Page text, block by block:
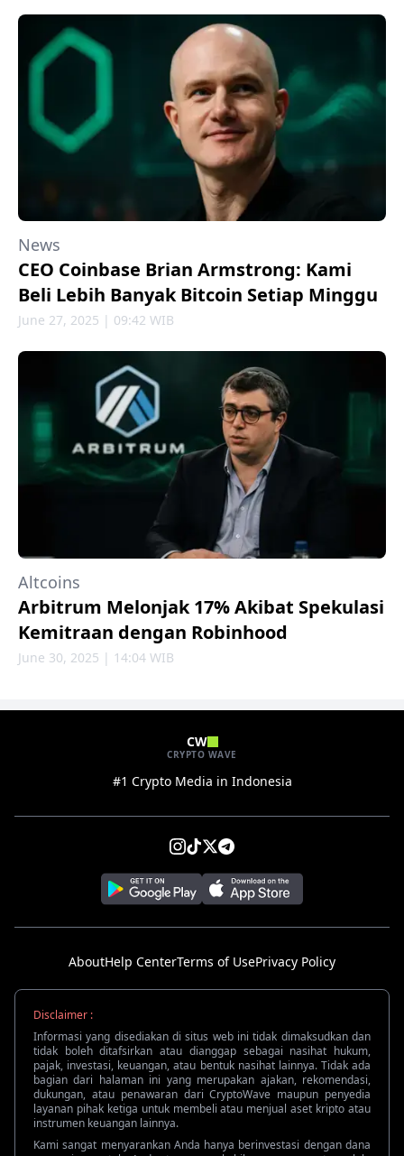
News
CEO Coinbase Brian Armstrong: Kami
Beli Lebih Banyak Bitcoin Setiap Minggu
June 27, 2025 | 09:42 WIB
Altcoins
Arbitrum Melonjak 17% Akibat Spekulasi
Kemitraan dengan Robinhood
June 30, 2025 | 14:04 WIB
CW
CRYPTO WAVE
#1 Crypto Media in Indonesia
AboutHelp CenterTerms of UsePrivacy Policy
Disclaimer :
Informasi yang disediakan di situs web ini tidak dimaksudkan dan
tidak boleh ditafsirkan atau dianggap sebagai nasihat hukum,
pajak, investasi, keuangan, atau bentuk nasihat lainnya. Tidak ada
bagian dari halaman ini yang merupakan ajakan, rekomendasi,
dukungan, atau penawaran dari CryptoWave maupun penyedia
layanan pihak ketiga untuk membeli atau menjual aset kripto atau
instrumen keuangan lainnya.
Kami sangat menyarankan Anda hanya berinvestasi dengan dana